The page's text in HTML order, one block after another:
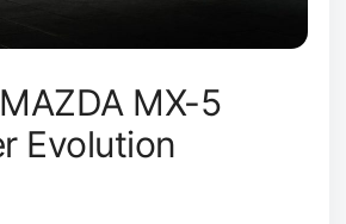
MX-5
Evolution